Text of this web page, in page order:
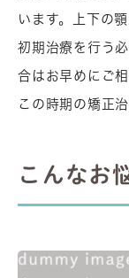
います。上下の
初期治療を行う
合はお早めにご相
この時期の矯正
こんなお